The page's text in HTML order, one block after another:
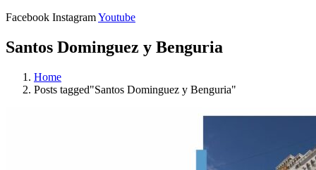
Facebook InstagramYoutube
Santos Dominguez y Benguria
Home
Posts tagged"Santos Dominguez y Benguria"